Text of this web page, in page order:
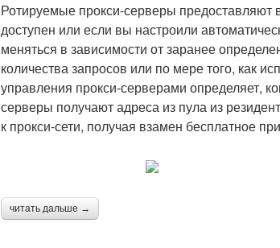
Ротируемые прокси-серверы
доступен или если вы настроили
меняться в зависимости от заранее
количества запросов или по мере того, как
управления прокси-серверами определяет,
серверы получают адреса из пула из
к прокси-сети, получая взамен бесплатное
читать дальше →